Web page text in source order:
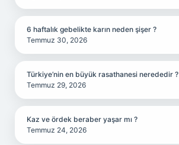
6 haftalık gebelikte karın neden şişer ?
Temmuz 30, 2026
Türkiye’nin en büyük rasathanesi nerededir ?
Temmuz 29, 2026
Kaz ve ördek beraber yaşar mı ?
Temmuz 24, 2026